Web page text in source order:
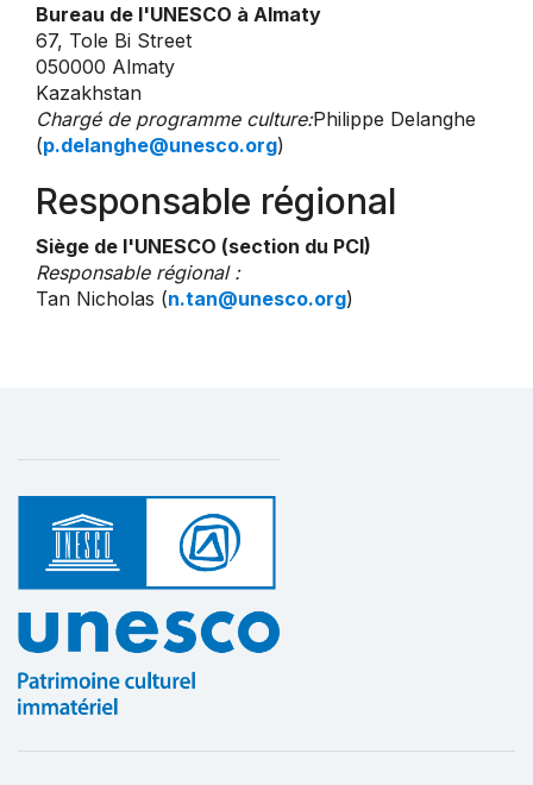
Bureau de l'UNESCO à Almaty
67, Tole Bi Street
050000 Almaty
Kazakhstan
Chargé de programme culture:Philippe Delanghe
(p.delanghe@unesco.org)
Responsable régional
Siège de l'UNESCO (section du PCI)
Responsable régional :
Tan Nicholas (n.tan@unesco.org)